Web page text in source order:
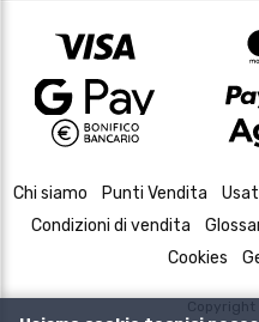
Chi siamo Punti Vendita
Condizioni di vendita
Cookies